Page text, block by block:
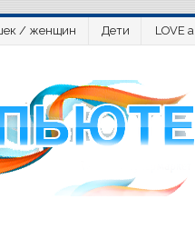
/ женщин Дети LOVE